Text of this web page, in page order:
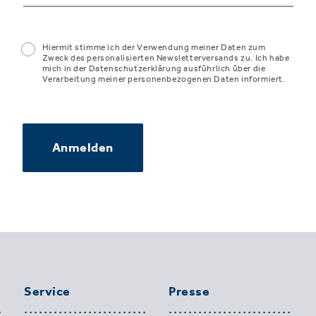
Hiermit stimme ich der Verwendung meiner Daten zum
Zweck des personalisierten Newsletterversands zu. Ich habe
mich in der Datenschutzerklärung ausführlich über die
Verarbeitung meiner personenbezogenen Daten informiert.
Anmelden
Service Presse